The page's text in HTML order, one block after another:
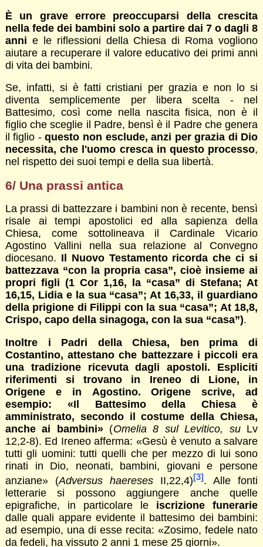
È un grave errore preoccuparsi della crescita
nella fede dei bambini solo a partire dai 7 o dagli 8
anni e le riflessioni della Chiesa di Roma vogliono
aiutare a recuperare il valore educativo dei primi anni
di vita dei bambini.
Se, infatti, si è fatti cristiani per grazia e non lo si
diventa semplicemente per libera scelta - nel
Battesimo, così come nella nascita fisica, non è il
figlio che sceglie il Padre, bensì è il Padre che genera
il figlio -questo non esclude, anzi per grazia di Dio
necessita, che l'uomo cresca in questo processo,
nel rispetto dei suoi tempi e della sua libertà.
6/ Una prassi antica
La prassi di battezzare i bambini non è recente, bensì
risale ai tempi apostolici ed alla sapienza della
Chiesa, come sottolineava il Cardinale Vicario
Agostino Vallini nella sua relazione al Convegno
diocesano. Il Nuovo Testamento ricorda che ci si
battezzava “con la propria casa”, cioè insieme ai
propri figli (1 Cor 1,16, la “casa” di Stefana; At
16,15, Lidia e la sua “casa”; At 16,33, il guardiano
della prigione di Filippi con la sua “casa”; At 18,8,
Crispo, capo della sinagoga, con la sua “casa”).
Inoltre i Padri della Chiesa, ben prima di
Costantino, attestano che battezzare i piccoli era
una tradizione ricevuta dagli apostoli. Espliciti
riferimenti si trovano in Ireneo di Lione, in
Origene e in
Agostino. Origene scrive, ad
esempio: «Il Battesimo della Chiesa è
amministrato, secondo il costume della Chiesa,
anche ai bambini»(Omelia 8 sul Levitico, suLv
12,2-8). Ed Ireneo afferma: «Gesù è venuto a salvare
tutti gli uomini: tutti quelli che per mezzo di lui sono
rinati in Dio, neonati, bambini, giovani e persone
anziane» (Adversus haereses II,22,4)[3]. Alle fonti
letterarie si possono aggiungere anche quelle
epigrafiche, in particolare le iscrizione funerarie
dalle quali appare evidente il battesimo dei bambini:
ad esempio, una di esse recita: «Zosimo, fedele nato
da fedeli, ha vissuto 2 anni 1 mese 25 giorni».